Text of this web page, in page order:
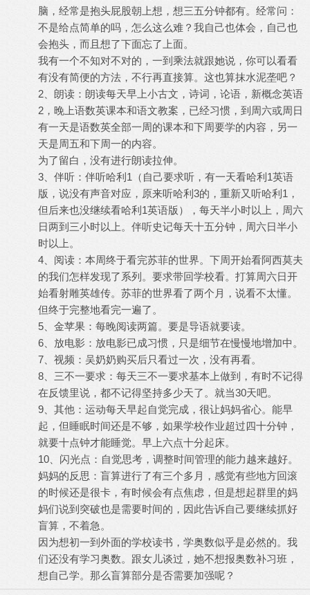
脑，经常是抱头屁股朝上想，想三五分钟都有。经常问：
不是给点简单的吗，怎么这么难？我自己也体会，自己也
会抱头，而且想了下面忘了上面。
我有一个不知对不对的，一到乘法就跟她说，你可以看看
有没有简便的方法，不行再直接算。这也算抹水泥垄吧？
2、朗读：朗读每天早上小古文，诗词，论语，新概念英语
2，晚上语数英课本和语文教案，已经习惯，到周六或周日
有一天是语数英全部一周的课本和下周要学的内容，另一
天是周五和下周一的内容。
为了留白，没有进行朗读拉伸。
3、伴听：伴听哈利1（自己要求听，有一天看哈利1英语
版，说没有声音对应，原来听哈利3的，重新又听哈利1，
但后来也没继续看哈利1英语版），每天半小时以上，周六
日两到三小时以上。伴听史记每天十五分钟，周六日半小
时以上。
4、阅读：本周终于看完苏菲的世界。下周开始看阿西莫夫
的我们怎样发现了系列。要求带回学校看。打算周六日开
始看射雕英雄传。苏菲的世界看了两个月，说看不太懂。
但终于完整地看完一遍了。
5、金苹果：每晚阅读两篇。要是导语就要读。
6、放电影：放电影已成习惯，只是细节在慢慢地增加中。
7、视频：吴奶奶购买后只看过一次，没有再看。
8、三不一要求：每天三不一要求基本上做到，有时不记得
在反馈里说，都不记得坚持多少天了。就当30天吧。
9、其他：运动每天早起自觉完成，很让妈妈省心。能早
起，但睡眠时间还是不够，如果学校作业超过四十分钟，
就要十点钟才能睡觉。早上六点十分起床。
10、闪光点：自觉思考，调整时间管理的能力越来越好。
妈妈的反思：盲算进行了有三个多月，感觉有些地方回滚
的时候还是很卡，有时候会有点焦虑，但是想起群里的妈
妈们说到突破也是需要时间的，因此告诉自己要继续抓好
盲算，不着急。
因为想初一到外面的学校读书，学奥数似乎是必然的。我
们还没有学习奥数。跟女儿谈过，她不想报奥数补习班，
想自己学。那么盲算部分是否需要加强呢？